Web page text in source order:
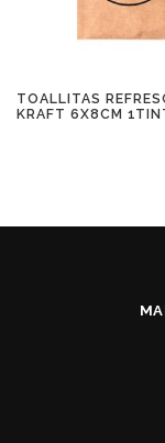
TOALLITAS
KRAFT 6X8CM